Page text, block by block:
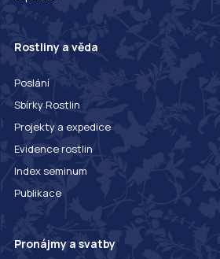
Rostliny a věda
Poslání
Sbírky Rostlin
Projekty a expedice
Evidence rostlin
Index seminum
Publikace
Pronájmy a svatby